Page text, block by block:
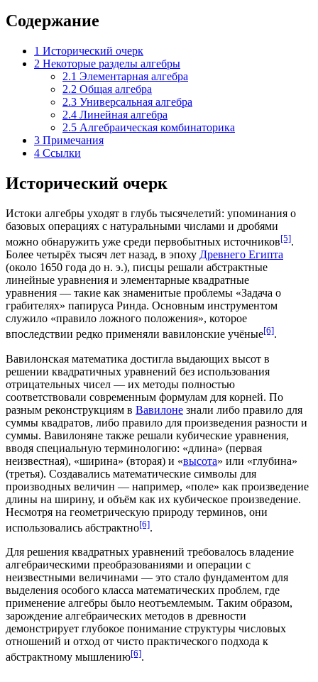
Содержание
1 Исторический очерк
2 Некоторые разделы алгебры
2.1 Элементарная алгебра
2.2 Общая алгебра
2.3 Универсальная алгебра
2.4 Линейная алгебра
2.5 Алгебраическая комбинаторика
3 Примечания
4 Ссылки
Исторический очерк
Истоки алгебры уходят в глубь тысячелетий: упоминания о
базовых операциях с натуральными числами и дробями
можно обнаружить уже среди первобытных источников[5].
Более четырёх тысяч лет назад, в эпоху Древнего Египта
(около 1650 года до н. э.), писцы решали абстрактные
линейные уравнения и элементарные квадратные
уравнения — такие как знаменитые проблемы «Задача о
грабителях» папируса Ринда. Основным инструментом
служило «правило ложного положения», которое
впоследствии редко применяли вавилонские учёные[6].
Вавилонская математика достигла выдающих высот в
решении квадратичных уравнений без использования
отрицательных чисел — их методы полностью
соответствовали современным формулам для корней. По
разным реконструкциям в Вавилоне знали либо правило для
суммы квадратов, либо правило для произведения разности и
суммы. Вавилоняне также решали кубические уравнения,
вводя специальную терминологию: «длина» (первая
неизвестная), «ширина» (вторая) и «высота» или «глубина»
(третья). Создавались математические символы для
производных величин — например, «поле» как произведение
длины на ширину, и объём как их кубическое произведение.
Несмотря на геометрическую природу терминов, они
использовались абстрактно[6].
Для решения квадратных уравнений требовалось владение
алгебраическими преобразованиями и операции с
неизвестными величинами — это стало фундаментом для
выделения особого класса математических проблем, где
применение алгебры было неотъемлемым. Таким образом,
зарождение алгебраических методов в древности
демонстрирует глубокое понимание структуры числовых
отношений и отход от чисто практического подхода к
абстрактному мышлению[6].